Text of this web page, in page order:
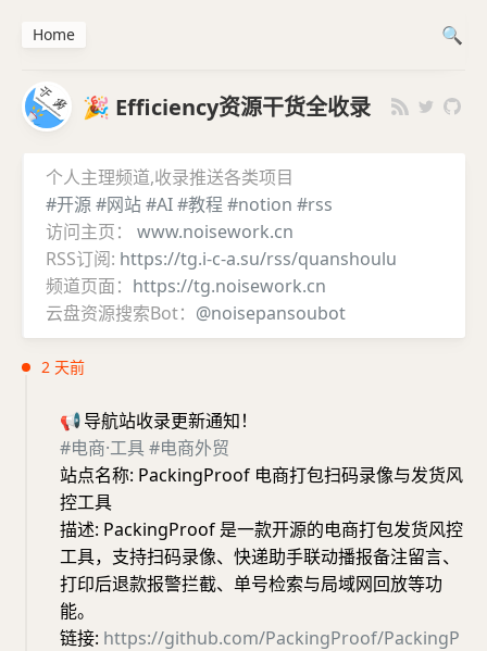
🎉 Efficiency资源干货全收录
个人主理频道,收录推送各类项目
#开源#网站#AI#教程 #notion #rss
访问主页： www.noisework.cn
RSS订阅: https://tg.i-c-a.su/rss/quanshoulu
频道页面： https://tg.noisework.cn
云盘资源搜索Bot： @noisepansoubot
2 天前
📢导航站收录更新通知！
#电商·工具#电商外贸
站点名称: PackingProof 电商打包扫码录像与发货风
控工具
描述: PackingProof 是一款开源的电商打包发货风控
工具，支持扫码录像、快递助手联动播报备注留言、
打印后退款报警拦截、单号检索与局域网回放等功
能。
链接: https://github.com/PackingProof/PackingP
Home